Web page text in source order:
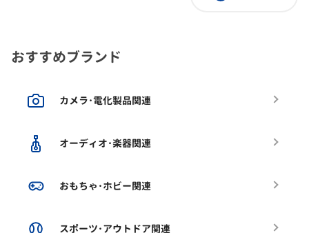
おすすめブランド
カメラ･電化製品関連
オーディオ･楽器関連
おもちゃ･ホビー関連
スポーツ･アウトドア関連